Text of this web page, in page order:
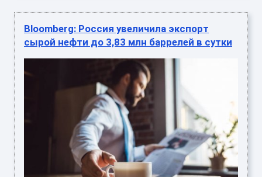
Bloomberg: Россия увеличила экспорт
сырой нефти до 3,83 млн баррелей в сутки